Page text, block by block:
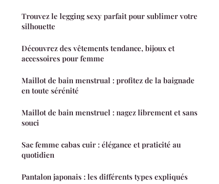
Trouvez le legging sexy parfait pour sublimer votre
silhouette
Découvrez des vêtements tendance, bijoux et
accessoires pour femme
Maillot de bain menstrual : profitez de la baignade
en toute sérénité
Maillot de bain menstruel : nagez librement et sans
souci
Sac femme cabas cuir : élégance et praticité au
quotidien
Pantalon japonais : les différents types expliqués